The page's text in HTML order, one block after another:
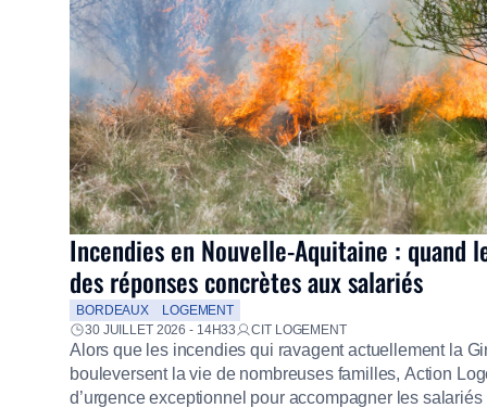
Incendies en Nouvelle-Aquitaine : quand
des réponses concrètes aux salariés
BORDEAUX
LOGEMENT
30 JUILLET 2026 - 14H33
CIT LOGEMENT
Alors que les incendies qui ravagent actuellement la
bouleversent la vie de nombreuses familles, Action
d’urgence exceptionnel pour accompagner les